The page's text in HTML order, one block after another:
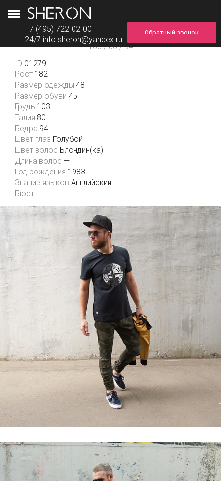
Обратный звонок
+7 (495) 722-02-00
24/7 info.sheron@yandex.ru
Максим
103 / 80 / 94
ID 01279
Рост 182
Размер одежды 48
Размер обуви 45
Грудь 103
Талия 80
Бедра 94
Цвет глаз Голубой
Цвет волос Блондин(ка)
Длина волос —
Год рождения 1983
Знание языков Английский
Бюст —